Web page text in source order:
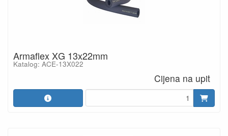
Armaflex XG 13x22mm
Katalog: ACE-13X022
Cijena na upit